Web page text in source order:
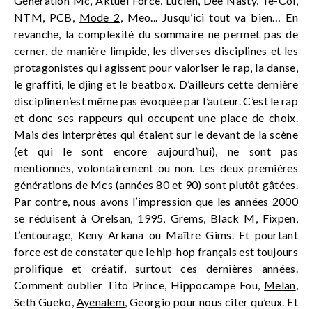
NTM, PCB, Mode 2, Meo... Jusqu’ici tout va bien… En
revanche, la complexité du sommaire ne permet pas de
cerner, de manière limpide, les diverses disciplines et les
protagonistes qui agissent pour valoriser le rap, la danse,
le graffiti, le djing et le beatbox. D’ailleurs cette dernière
discipline n’est même pas évoquée par l’auteur. C’est le rap
et donc ses rappeurs qui occupent une place de choix.
Mais des interprètes qui étaient sur le devant de la scène
(et qui le sont encore aujourd’hui), ne sont pas
mentionnés, volontairement ou non. Les deux premières
générations de Mcs (années 80 et 90) sont plutôt gâtées.
Par contre, nous avons l’impression que les années 2000
se réduisent à Orelsan, 1995, Grems, Black M, Fixpen,
L’entourage, Keny Arkana ou Maître Gims. Et pourtant
force est de constater que le hip-hop français est toujours
prolifique et créatif, surtout ces dernières années.
Comment oublier Tito Prince, Hippocampe Fou, Melan,
Seth Gueko, Ayenalem, Georgio pour nous citer qu’eux. Et